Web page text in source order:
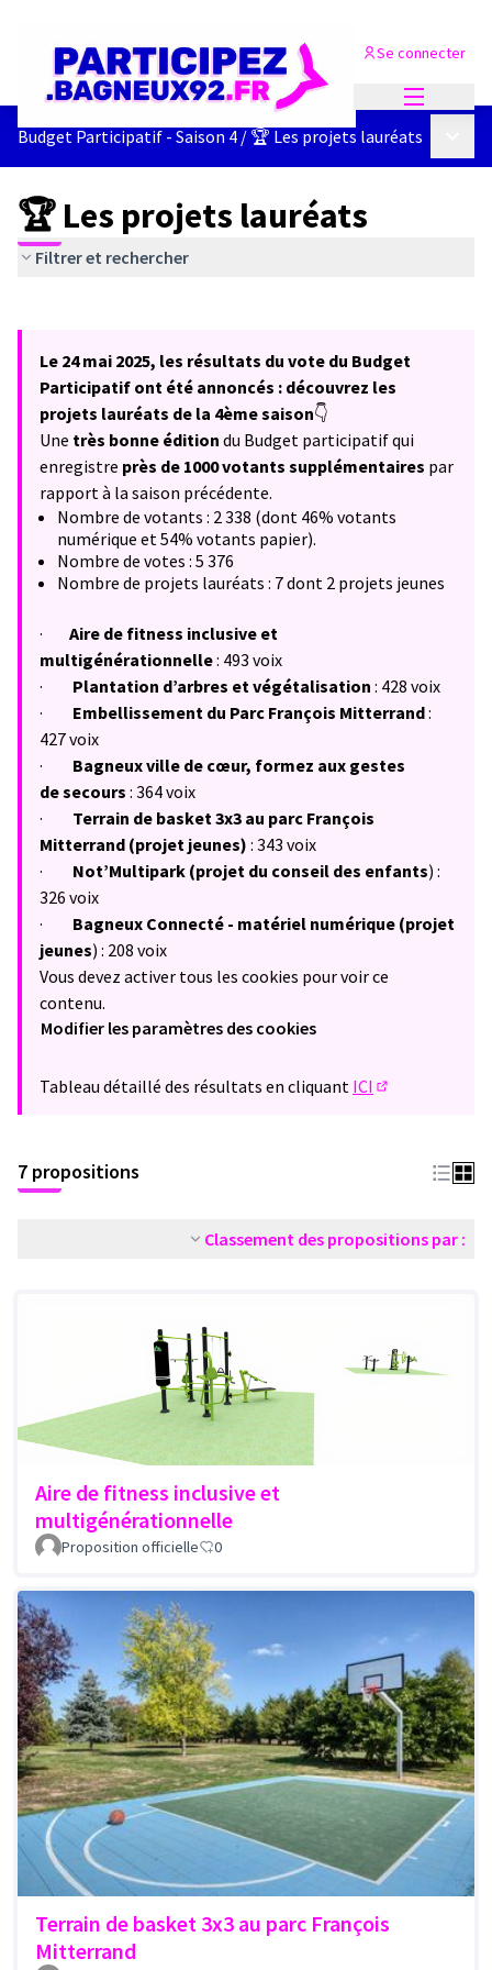
Se connecter
Budget Participatif - Saison 4 / 🏆 Les projets lauréats
🏆 Les projets lauréats
Filtrer et rechercher
−
Le 24 mai 2025, les résultats du vote du Budget
Participatif ont été annoncés : découvrez les
projets lauréats de la 4ème saison👇
Une très bonne édition du Budget participatif qui
enregistre près de 1000 votants supplémentaires par
rapport à la saison précédente.
Nombre de votants : 2 338 (dont 46% votants
numérique et 54% votants papier).
Nombre de votes : 5 376
Nombre de projets lauréats : 7 dont 2 projets jeunes
· Aire de fitness inclusive et
multigénérationnelle: 493 voix
· Plantation d’arbres et végétalisation : 428 voix
· Embellissement du Parc François Mitterrand:
427 voix
· Bagneux ville de cœur, formez aux gestes
desecours : 364 voix
· Terrain de basket 3x3 au parc François
Mitterrand (projet jeunes) : 343 voix
· Not’Multipark (projet du conseil des enfants) :
326 voix
· Bagneux Connecté - matériel numérique (projet
jeunes) : 208 voix
Vous devez activer tous les cookies pour voir ce
contenu.
Modifier les paramètres des cookies
Tableau détaillé des résultats en cliquant ICI
7 propositions
Classement des propositions par :
Aire de fitness inclusive et
multigénérationnelle
Proposition officielle 0
Terrain de basket 3x3 au parc François
Mitterrand